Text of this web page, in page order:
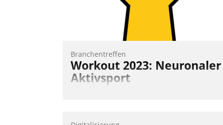
Branchentreffen
Workout 2023: Neuronaler
Aktivsport